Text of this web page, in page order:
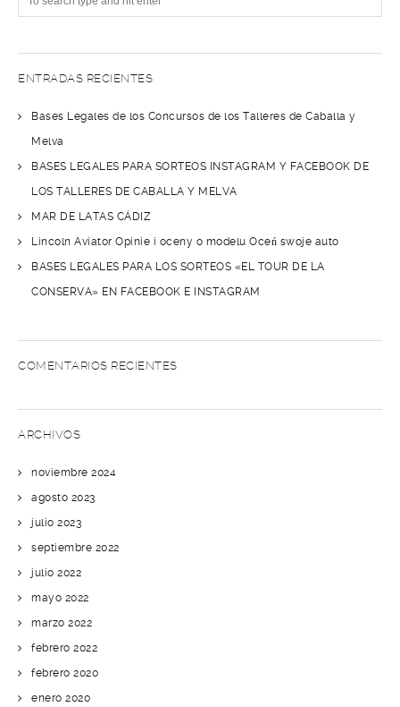
ENTRADAS RECIENTES
Bases Legales de los Concursos de los Talleres de Caballa y
Melva
BASES LEGALES PARA SORTEOS INSTAGRAM Y FACEBOOK DE
LOS TALLERES DE CABALLA Y MELVA
MAR DE LATAS CÁDIZ
Lincoln Aviator Opinie i oceny o modelu Oceń swoje auto
BASES LEGALES PARA LOS SORTEOS «EL TOUR DE LA
CONSERVA» EN FACEBOOK E INSTAGRAM
COMENTARIOS RECIENTES
ARCHIVOS
noviembre 2024
agosto 2023
julio 2023
septiembre 2022
julio 2022
mayo 2022
marzo 2022
febrero 2022
febrero 2020
enero 2020